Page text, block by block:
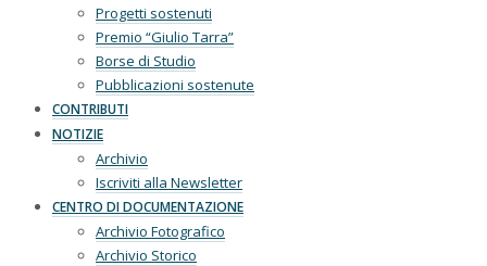
Progetti sostenuti
Premio “Giulio Tarra”
Borse di Studio
Pubblicazioni sostenute
CONTRIBUTI
NOTIZIE
Archivio
Iscriviti alla Newsletter
CENTRO DI DOCUMENTAZIONE
Archivio Fotografico
Archivio Storico